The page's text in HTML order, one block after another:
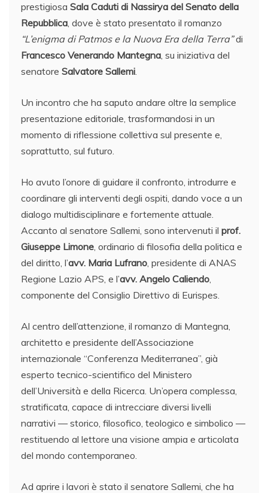
prestigiosa Sala Caduti di Nassirya del Senato della
Repubblica, dove è stato presentato il romanzo
“L’enigma di Patmos e la Nuova Era della Terra”di
Francesco Venerando Mantegna, su iniziativa del
senatore Salvatore Sallemi.
Un incontro che ha saputo andare oltre la semplice
presentazione editoriale, trasformandosi in un
momento di riflessione collettiva sul presente e,
soprattutto, sul futuro.
Ho avuto l’onore di guidare il confronto, introdurre e
coordinare gli interventi degli ospiti, dando voce a un
dialogo multidisciplinare e fortemente attuale.
Accanto al senatore Sallemi, sono intervenuti il prof.
Giuseppe Limone, ordinario di filosofia della politica e
del diritto, l’avv. Maria Lufrano, presidente di ANAS
Regione Lazio APS, e l’avv. Angelo Caliendo,
componente del Consiglio Direttivo di Eurispes.
Al centro dell’attenzione, il romanzo di Mantegna,
architetto e presidente dell’Associazione
internazionale “Conferenza Mediterranea”, già
esperto tecnico-scientifico del Ministero
dell’Università e della Ricerca. Un’opera complessa,
stratificata, capace di intrecciare diversi livelli
narrativi — storico, filosofico, teologico e simbolico —
restituendo al lettore una visione ampia e articolata
del mondo contemporaneo.
Ad aprire i lavori è stato il senatore Sallemi, che ha